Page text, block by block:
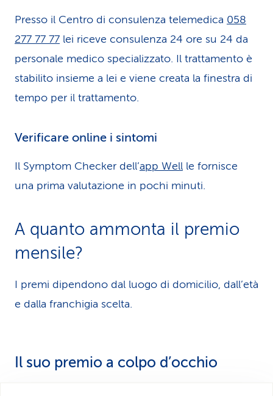
Presso il Centro di consulenza telemedica 058
277 77 77 lei riceve consulenza 24 ore su 24 da
personale medico specializzato. Il trattamento è
stabilito insieme a lei e viene creata la finestra di
tempo per il trattamento.
Verificare online i sintomi
Il Symptom Checker dell’app Well le fornisce
una prima valutazione in pochi minuti.
A quanto ammonta il premio
mensile?
I premi dipendono dal luogo di domicilio, dall’età
e dalla franchigia scelta.
Il suo premio a colpo d’occhio